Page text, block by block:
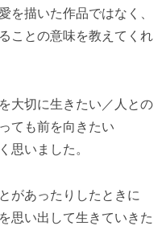
を描いた作品ではなく、
ことの意味を教えてくれ
大切に生きたい／人との
ても前を向きたい
した。
があったりしたときに
思い出して生きていきた